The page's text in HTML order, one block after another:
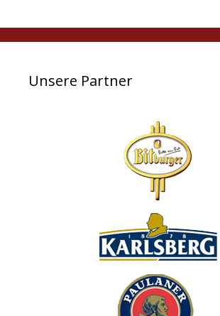
Unsere Partner